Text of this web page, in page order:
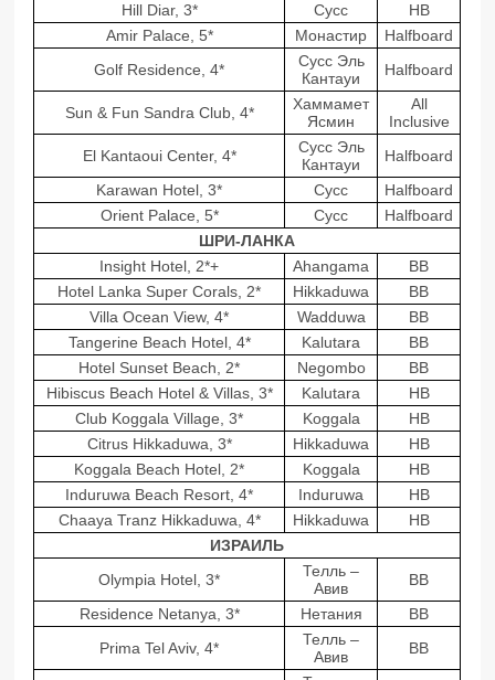
Hill Diar, 3*
Сусс
HB
Amir Palace, 5*
Монастир
Halfboard
Golf Residence, 4*
Сусс Эль
Кантауи
Halfboard
Sun & Fun Sandra Club, 4*
Хаммамет
Ясмин
All
Inclusive
El Kantaoui Center, 4*
Сусс Эль
Кантауи
Halfboard
Karawan Hotel, 3*
Сусс
Halfboard
Orient Palace, 5*
Сусс
Halfboard
ШРИ-ЛАНКА
Insight Hotel, 2*+
Ahangama
BB
Hotel Lanka Super Corals, 2*
Hikkaduwa
BB
Villa Ocean View, 4*
Wadduwa
BB
Tangerine Beach Hotel, 4*
Kalutara
BB
Hotel Sunset Beach, 2*
Negombo
BB
Hibiscus Beach Hotel & Villas, 3*
Kalutara
HB
Club Koggala Village, 3*
Koggala
HB
Citrus Hikkaduwa, 3*
Hikkaduwa
HB
Koggala Beach Hotel, 2*
Koggala
HB
Induruwa Beach Resort, 4*
Induruwa
HB
Chaaya Tranz Hikkaduwa, 4*
Hikkaduwa
HB
ИЗРАИЛЬ
Olympia Hotel, 3*
Телль –
Авив
BB
Residence Netanya, 3*
Нетания
BB
Prima Tel Aviv, 4*
Телль –
Авив
BB